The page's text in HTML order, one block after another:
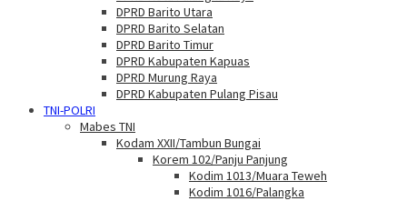
DPRD Barito Utara
DPRD Barito Selatan
DPRD Barito Timur
DPRD Kabupaten Kapuas
DPRD Murung Raya
DPRD Kabupaten Pulang Pisau
TNI-POLRI
Mabes TNI
Kodam XXII/Tambun Bungai
Korem 102/Panju Panjung
Kodim 1013/Muara Teweh
Kodim 1016/Palangka